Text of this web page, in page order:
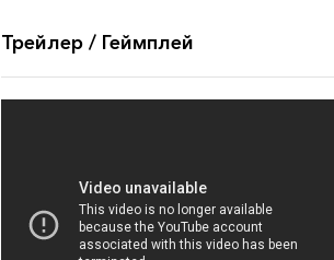
Трейлер / Геймплей